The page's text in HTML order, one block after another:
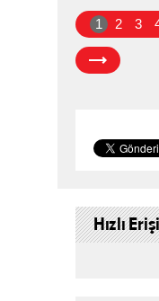
1 2 3
Hızlı
Çerez Politikası
Normal